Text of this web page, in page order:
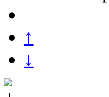
↑
↓